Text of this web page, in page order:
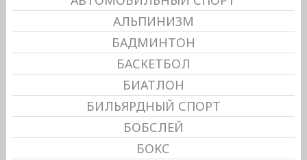
АЛЬПИНИЗМ
БАДМИНТОН
БАСКЕТБОЛ
БИАТЛОН
БИЛЬЯРДНЫЙ СПОРТ
БОБСЛЕЙ
БОКС